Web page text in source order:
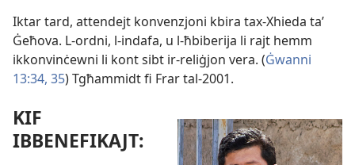
Iktar tard, attendejt konvenzjoni kbira tax-Xhieda taʼ
Ġeħova. L-ordni, l-indafa, u l-ħbiberija li rajt hemm
ikkonvinċewni li kont sibt ir-reliġjon vera. (Ġwanni
13:34, 35) Tgħammidt fi Frar tal-2001.
KIF
IBBENEFIKAJT: